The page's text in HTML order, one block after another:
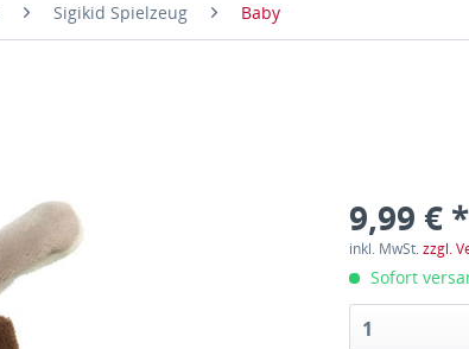
Sigikid Spielzeug Baby
9,99 € *
inkl. MwSt.zzgl.
Sofort